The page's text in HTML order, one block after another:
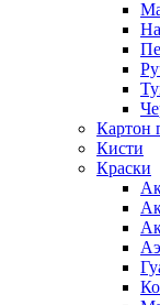
Картон
Кисти
Краски